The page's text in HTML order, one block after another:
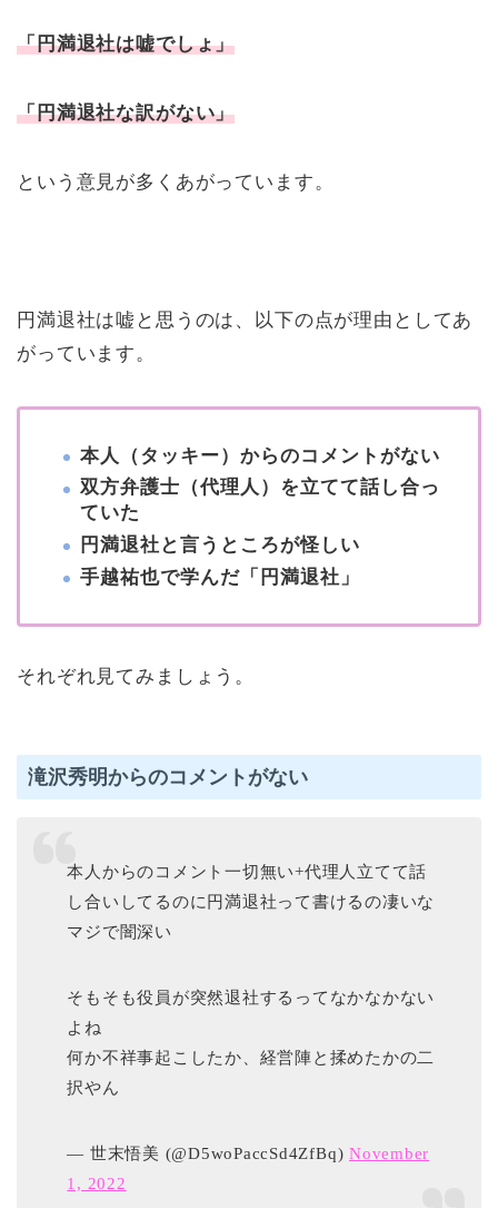
「円満退社は嘘でしょ」
「円満退社な訳がない」
という意見が多くあがっています。
円満退社は嘘と思うのは、以下の点が理由としてあ
がっています。
本人（タッキー）からのコメントがない
双方弁護士（代理人）を立てて話し合っ
ていた
円満退社と言うところが怪しい
手越祐也で学んだ「円満退社」
それぞれ見てみましょう。
滝沢秀明からのコメントがない
本人からのコメント一切無い+代理人立てて話
し合いしてるのに円満退社って書けるの凄いな
マジで闇深い
そもそも役員が突然退社するってなかなかない
よね
何か不祥事起こしたか、経営陣と揉めたかの二
択やん
— 世末悟美 (@D5woPaccSd4ZfBq)November
1, 2022